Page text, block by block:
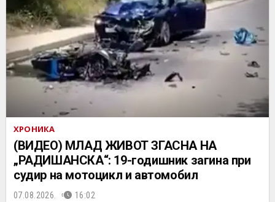
ХРОНИКА
(ВИДЕО) МЛАД ЖИВОТ ЗГАСНА НА
„РАДИШАНСКА“: 19-годишник загина при
судир на мотоцикл и автомобил
07.08.2026. 16:02